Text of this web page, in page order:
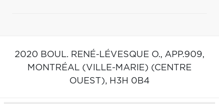
2020 BOUL. RENÉ-LÉVESQUE O., APP.909,
MONTRÉAL (VILLE-MARIE) (CENTRE
OUEST), H3H 0B4